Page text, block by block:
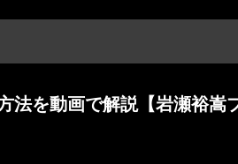
法を動画で解説【岩瀬裕嵩